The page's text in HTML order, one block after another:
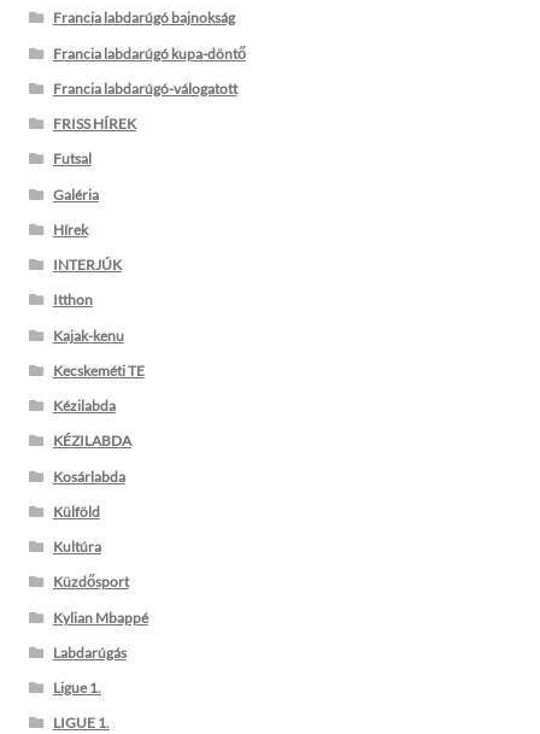
Francia labdarúgó bajnokság
Francia labdarúgó kupa-döntő
Francia labdarúgó-válogatott
FRISS HÍREK
Futsal
Galéria
Hírek
INTERJÚK
Itthon
Kajak-kenu
Kecskeméti TE
Kézilabda
KÉZILABDA
Kosárlabda
Külföld
Kultúra
Küzdősport
Kylian Mbappé
Labdarúgás
Ligue 1.
LIGUE 1.